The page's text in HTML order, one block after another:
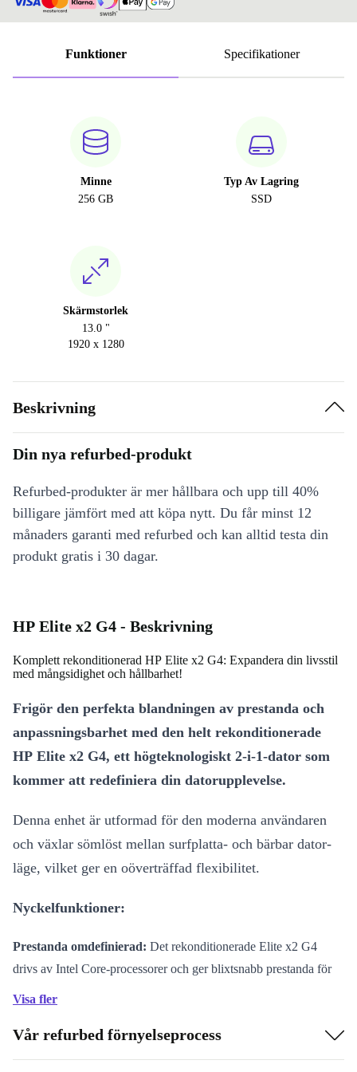
Funktioner Specifikationer
Minne
256 GB
Typ Av Lagring
SSD
Skärmstorlek
13.0 "
1920 x 1280
Beskrivning
Din nya refurbed-produkt
Refurbed-produkter är mer hållbara och upp till 40%
billigare jämfört med att köpa nytt. Du får minst 12
månaders garanti med refurbed och kan alltid testa din
produkt gratis i 30 dagar.
HP Elite x2 G4 - Beskrivning
Komplett rekonditionerad HP Elite x2 G4: Expandera din livsstil
med mångsidighet och hållbarhet!
Frigör den perfekta blandningen av prestanda och
anpassningsbarhet med den helt rekonditionerade
HP Elite x2 G4, ett högteknologiskt 2-i-1-dator som
kommer att redefiniera din datorupplevelse.
Denna enhet är utformad för den moderna användaren
och växlar sömlöst mellan surfplatta- och bärbar dator-
läge, vilket ger en oöverträffad flexibilitet.
Nyckelfunktioner:
Prestanda omdefinierad: Det rekonditionerade Elite x2 G4
drivs av Intel Core-processorer och ger blixtsnabb prestanda för
sömlöst multitasking.
dina filmer och mediefiler i briljant kvalitet.
Elegant Design:Enheten är tillverkad av hållbara material och
Visa fler
Vår refurbed förnyelseprocess